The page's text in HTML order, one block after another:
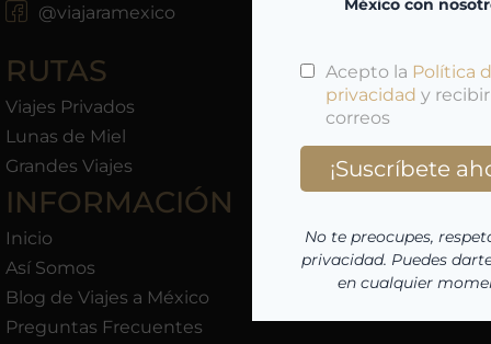
@viajaramexico
RUTAS
Viajes Privados
Lunas de Miel
Grandes Viajes
INFORMACIÓN
Inicio
Así Somos
Blog de Viajes a México
Preguntas Frecuentes